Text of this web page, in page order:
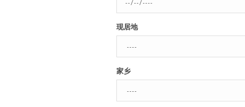
记住我的登录状态
现居地
家乡